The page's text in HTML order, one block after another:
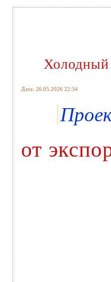
Холодный
Дата: 26.05.2026 22:34
от